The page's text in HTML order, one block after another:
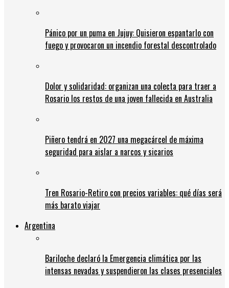
Pánico por un puma en Jujuy: Quisieron espantarlo con
fuego y provocaron un incendio forestal descontrolado
Dolor y solidaridad: organizan una colecta para traer a
Rosario los restos de una joven fallecida en Australia
Piñero tendrá en 2027 una megacárcel de máxima
seguridad para aislar a narcos y sicarios
Tren Rosario-Retiro con precios variables: qué días será
más barato viajar
Argentina
Bariloche declaró la Emergencia climática por las
intensas nevadas y suspendieron las clases presenciales